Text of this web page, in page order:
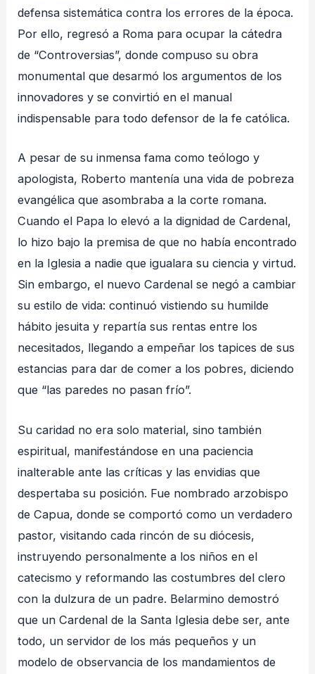
defensa sistemática contra los errores de la época.
Por ello, regresó a Roma para ocupar la cátedra
de “Controversias”, donde compuso su obra
monumental que desarmó los argumentos de los
innovadores y se convirtió en el manual
indispensable para todo defensor de la fe católica.
A pesar de su inmensa fama como teólogo y
apologista, Roberto mantenía una vida de pobreza
evangélica que asombraba a la corte romana.
Cuando el Papa lo elevó a la dignidad de Cardenal,
lo hizo bajo la premisa de que no había encontrado
en la Iglesia a nadie que igualara su ciencia y virtud.
Sin embargo, el nuevo Cardenal se negó a cambiar
su estilo de vida: continuó vistiendo su humilde
hábito jesuita y repartía sus rentas entre los
necesitados, llegando a empeñar los tapices de sus
estancias para dar de comer a los pobres, diciendo
que “las paredes no pasan frío”.
Su caridad no era solo material, sino también
espiritual, manifestándose en una paciencia
inalterable ante las críticas y las envidias que
despertaba su posición. Fue nombrado arzobispo
de Capua, donde se comportó como un verdadero
pastor, visitando cada rincón de su diócesis,
instruyendo personalmente a los niños en el
catecismo y reformando las costumbres del clero
con la dulzura de un padre. Belarmino demostró
que un Cardenal de la Santa Iglesia debe ser, ante
todo, un servidor de los más pequeños y un
modelo de observancia de los mandamientos de